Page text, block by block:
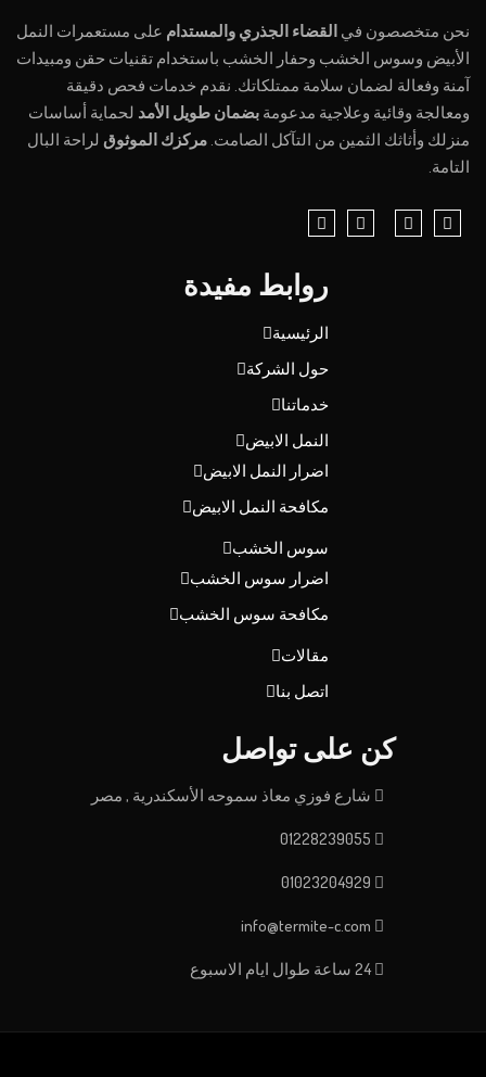
نحن متخصصون في القضاء الجذري والمستدام على مستعمرات النمل
الأبيض وسوس الخشب وحفار الخشب باستخدام تقنيات حقن ومبيدات
آمنة وفعالة لضمان سلامة ممتلكاتك. نقدم خدمات فحص دقيقة
ومعالجة وقائية وعلاجية مدعومة بضمان طويل الأمد لحماية أساسات
منزلك وأثاثك الثمين من التآكل الصامت. مركزك الموثوق لراحة البال
التامة.
روابط مفيدة
الرئيسية
حول الشركة
خدماتنا
النمل الابيض
اضرار النمل الابيض
مكافحة النمل الابيض
سوس الخشب
اضرار سوس الخشب
مكافحة سوس الخشب
مقالات
اتصل بنا
كن على تواصل
شارع فوزي معاذ سموحه الأسكندرية , مصر
24 ساعة طوال ايام الاسبوع